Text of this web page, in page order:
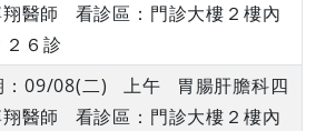
醫師 看診區：門診大樓２樓內
６診
：09/08(二) 上午 胃腸肝膽科四
醫師 看診區：門診大樓２樓內